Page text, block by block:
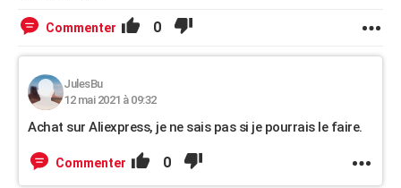
Commenter 0
JulesBu
12 mai 2021 à 09:32
Achat sur Aliexpress, je ne sais pas si je pourrais le faire.
Commenter 0